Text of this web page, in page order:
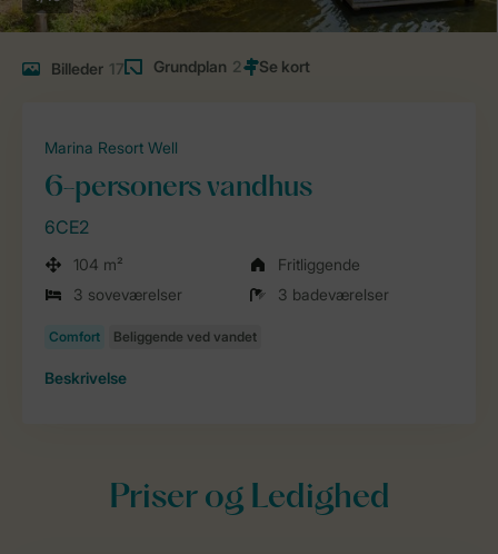
Billeder 17 Grundplan 2
Marina Resort Well
6-personers vandhus
6CE2
104 m²
Fritliggende
3 soveværelser
3 badeværelser
Beskrivelse
Priser og Ledighed